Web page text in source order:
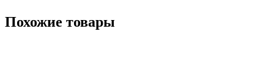
Похожие товары